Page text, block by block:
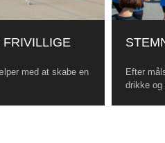
FRIVILLIGE
med at skabe en
Efter
drikke og